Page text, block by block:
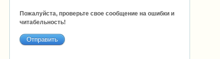
Пожалуйста, проверьте свое сообщение на ошибки и
читабельность!